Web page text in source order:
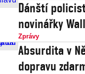
Dánští
novinářky
Zprávy
Absurdita v
dopravu